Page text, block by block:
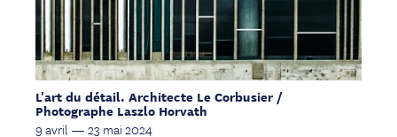
L'art du détail. Architecte Le Corbusier /
Photographe Laszlo Horvath
9 avril — 23 mai 2024